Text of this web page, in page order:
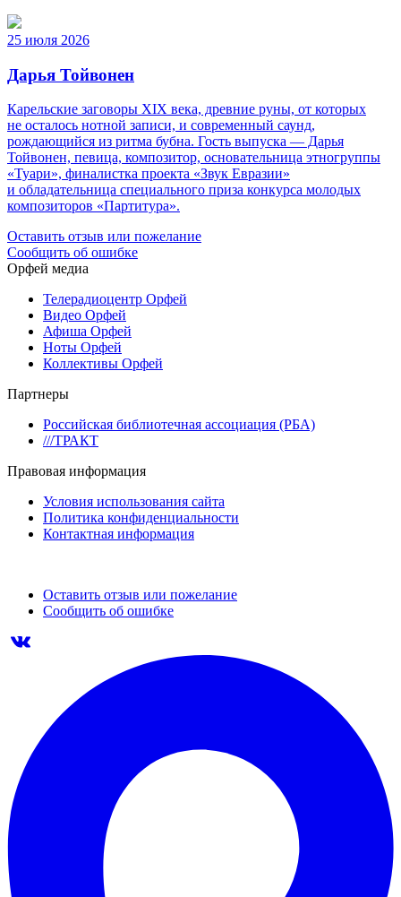
25 июля 2026
Дарья Тойвонен
Карельские заговоры XIX века, древние руны, от которых
не осталось нотной записи, и современный саунд,
рождающийся из ритма бубна. Гость выпуска — Дарья
Тойвонен, певица, композитор, основательница этногруппы
«Туари», финалистка проекта «Звук Евразии»
и обладательница специального приза конкурса молодых
композиторов «Партитура».
Оставить отзыв или пожелание
Сообщить об ошибке
Орфей медиа
Телерадиоцентр Орфей
Видео Орфей
Афиша Орфей
Ноты Орфей
Коллективы Орфей
Партнеры
Российская библиотечная ассоциация (РБА)
///ТРАКТ
Правовая информация
Условия использования сайта
Политика конфиденциальности
Контактная информация
Оставить отзыв или пожелание
Сообщить об ошибке